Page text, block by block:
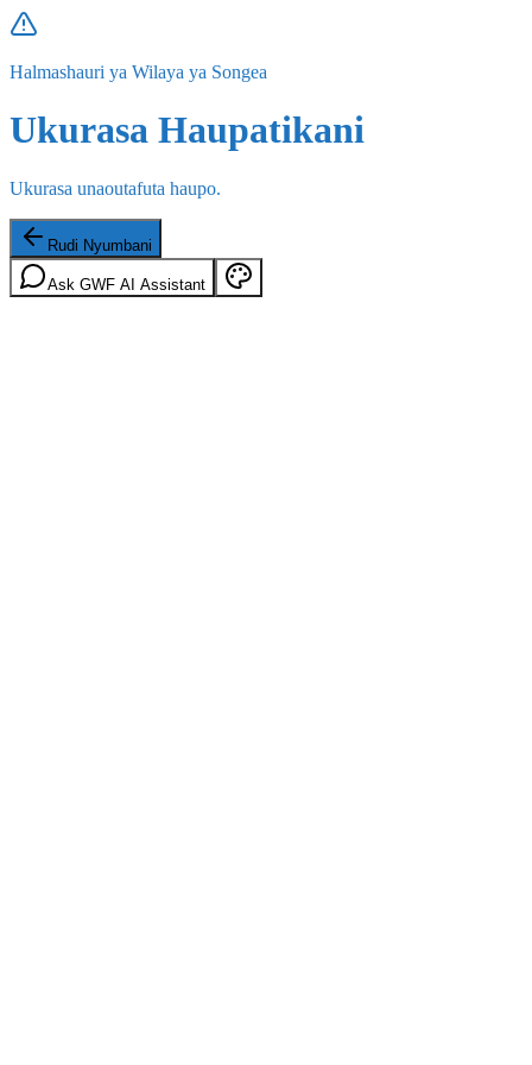
Halmashauri ya Wilaya ya Songea
Ukurasa Haupatikani
Ukurasa unaoutafuta haupo.
Rudi Nyumbani
Ask GWF AI Assistant